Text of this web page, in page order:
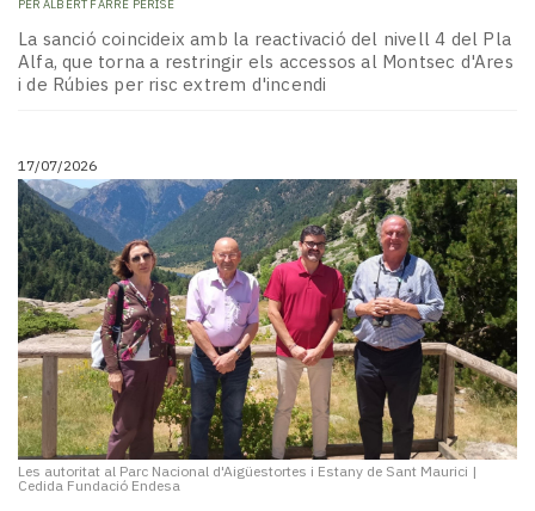
PER ALBERT FARRÉ PERISÉ
La sanció coincideix amb la reactivació del nivell 4 del Pla
Alfa, que torna a restringir els accessos al Montsec d'Ares
i de Rúbies per risc extrem d'incendi
17/07/2026
Les autoritat al Parc Nacional d'Aigüestortes i Estany de Sant Maurici |
Cedida Fundació Endesa